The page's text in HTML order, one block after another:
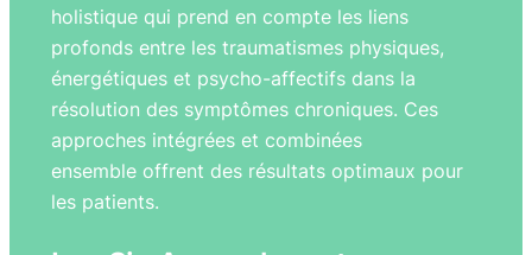
holistique qui prend en compte les liens
profonds entre les traumatismes physiques,
énergétiques et psycho-affectifs dans la
résolution des symptômes chroniques. Ces
approches intégrées et combinées
ensemble offrent des résultats optimaux pour
les patients.